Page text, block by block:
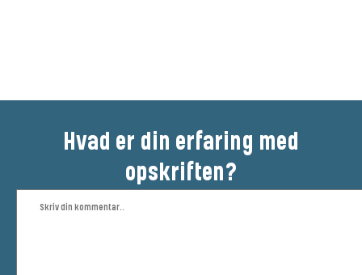
Hvad er din erfaring med
opskriften?